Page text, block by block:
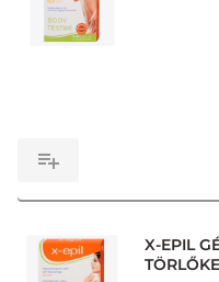
X-EPIL